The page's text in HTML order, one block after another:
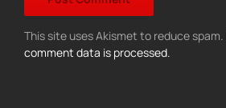
This site uses Akismet to reduce spam.
comment data is processed.